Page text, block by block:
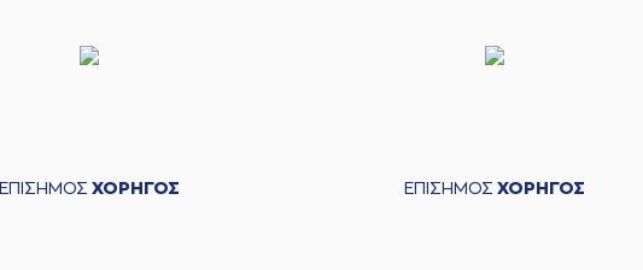
ΕΠΙΣΗΜΟΣ ΧΟΡΗΓΟΣ ΕΠΙΣΗΜΟΣ ΧΟΡΗΓΟΣ